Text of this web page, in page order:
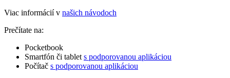
Viac informácií v našich návodoch
Prečítate na:
Pocketbook
Smartfón či tablet s podporovanou aplikáciou
Počítač s podporovanou aplikáciou